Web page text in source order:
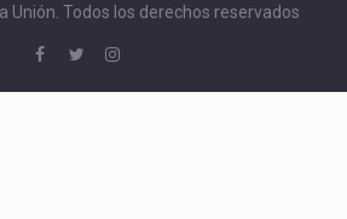
Unión. Todos los derechos reservados